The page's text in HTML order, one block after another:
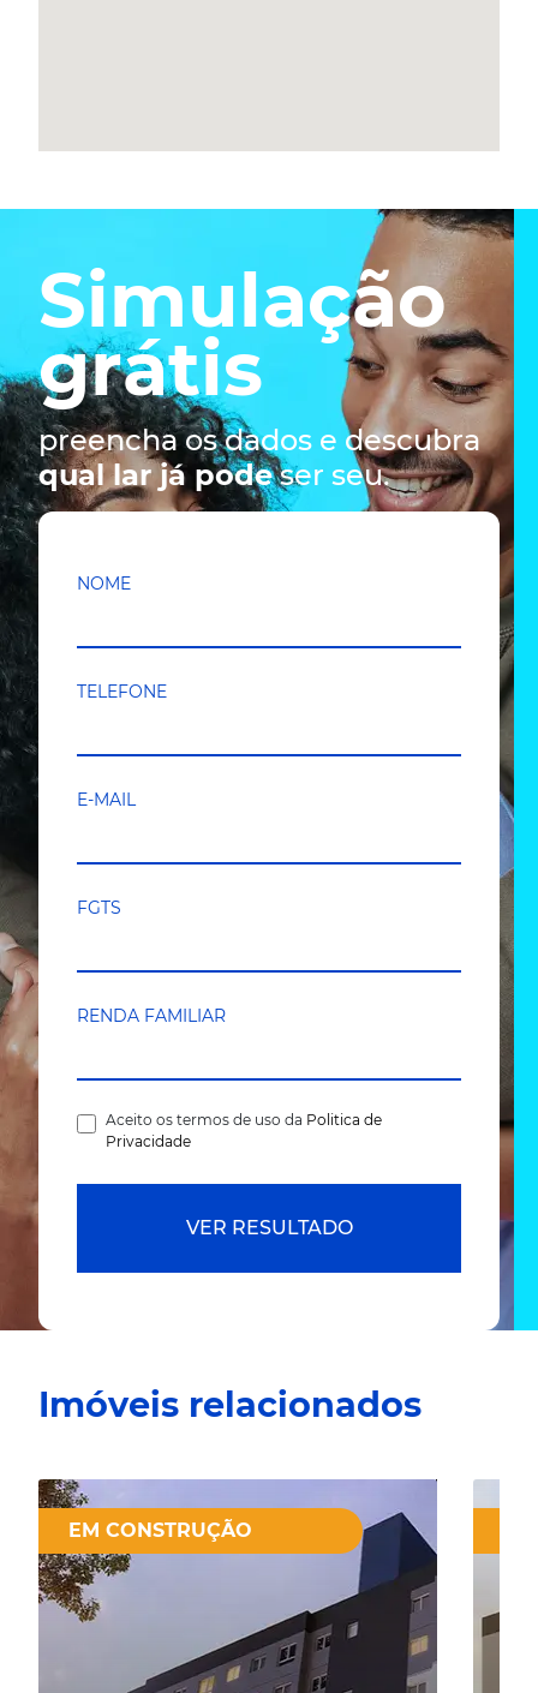
Simulação
grátis
preencha os dados e descubra
qual lar já podeser seu.
NOME
TELEFONE
E-MAIL
FGTS
RENDA FAMILIAR
Aceito os termos de uso da Politica de
Privacidade
VER RESULTADO
Imóveis relacionados
EM CONSTRUÇÃO